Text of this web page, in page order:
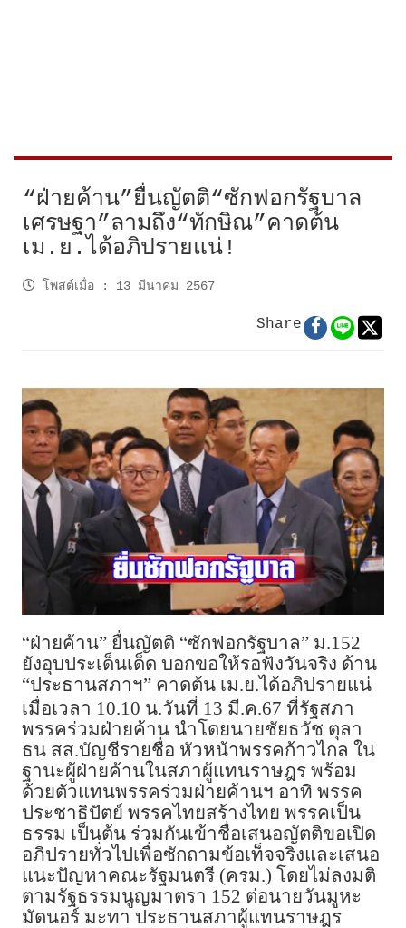
“ฝ่ายค้าน”ยื่นญัตติ“ซักฟอกรัฐบาล
เศรษฐา”ลามถึง“ทักษิณ”คาดต้น
เม.ย.ได้อภิปรายแน่!
โพสต์เมื่อ : 13 มีนาคม 2567
Share
“ฝ่ายค้าน” ยื่นญัตติ “ซักฟอกรัฐบาล” ม.152
ยังอุบประเด็นเด็ด บอกขอให้รอฟังวันจริง ด้าน
“ประธานสภาฯ” คาดต้น เม.ย.ได้อภิปรายแน่
เมื่อเวลา 10.10 น.วันที่ 13 มี.ค.67 ที่รัฐสภา
พรรคร่วมฝ่ายค้าน นำโดยนายชัยธวัช ตุลา
ธน สส.บัญชีรายชื่อ หัวหน้าพรรคก้าวไกล ใน
ฐานะผู้ฝ่ายค้านในสภาผู้แทนราษฎร พร้อม
ด้วยตัวแทนพรรคร่วมฝ่ายค้านฯ อาทิ พรรค
ประชาธิปัตย์ พรรคไทยสร้างไทย พรรคเป็น
ธรรม เป็นต้น ร่วมกันเข้าชื่อเสนอญัตติขอเปิด
อภิปรายทั่วไปเพื่อซักถามข้อเท็จจริงและเสนอ
แนะปัญหาคณะรัฐมนตรี (ครม.) โดยไม่ลงมติ
ตามรัฐธรรมนูญมาตรา 152 ต่อนายวันมูหะ
มัดนอร์ มะทา ประธานสภาผู้แทนราษฎร